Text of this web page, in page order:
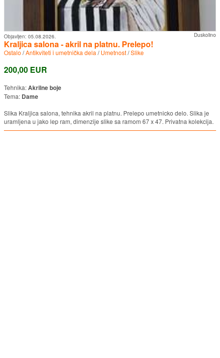
Duskolino
Objavljen: 05.08.2026.
Kraljica salona - akril na platnu. Prelepo!
Ostalo /Antikviteti i umetnička dela /Umetnost/Slike
200,00 EUR
Tehnika:Akrilne boje
Tema: Dame
Slika Kraljica salona, tehnika akril na platnu. Prelepo umetnicko delo. Slika je
uramljena u jako lep ram, dimenzije slike sa ramom 67 x 47. Privatna kolekcija.